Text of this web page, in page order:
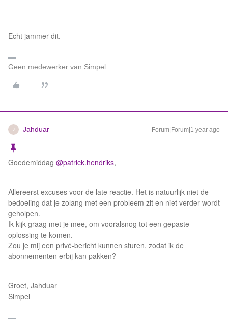
Echt jammer dit.
Geen medewerker van Simpel.
J Jahduar Forum|Forum|1 year ago
Goedemiddag @patrick.hendriks,
Allereerst excuses voor de late reactie. Het is natuurlijk niet de
bedoeling dat je zolang met een probleem zit en niet verder wordt
geholpen.
Ik kijk graag met je mee, om vooralsnog tot een gepaste
oplossing te komen.
Zou je mij een privé-bericht kunnen sturen, zodat ik de
abonnementen erbij kan pakken?
Groet, Jahduar
Simpel